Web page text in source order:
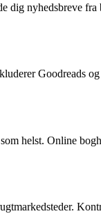
dig nyhedsbreve
Goodreads
helst. Online